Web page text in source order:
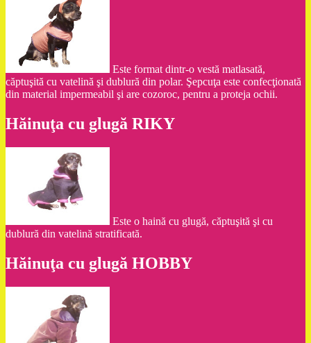
Este format dintr-o vestă matlasată,
căptuşită cu vatelină şi dublură din polar. Şepcuţa este confecţionată
din material impermeabil şi are cozoroc, pentru a proteja ochii.
Hăinuţa cu glugă RIKY
Este o haină cu glugă, căptuşită şi cu
dublură din vatelină stratificată.
Hăinuţa cu glugă HOBBY